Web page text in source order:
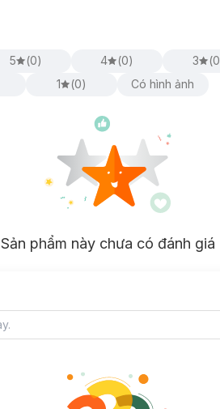
5 (0) 4 (0) 3 (0
1 (0) Có hình ảnh
Sản phẩm này chưa có đánh giá